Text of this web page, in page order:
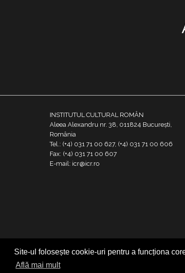
Site-ul folosește cookie-uri pentru a funcționa
Află mai mult
INSTITUTUL CULTURAL ROMÂN
Aleea Alexandru nr. 38, 011824 București,
România
Tel.: (+4) 031 71 00 627, (+4) 031 71 00 606
Fax: (+4) 031 71 00 607
E-mail: icr@icr.ro